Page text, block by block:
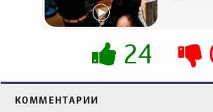
24
КОММЕНТАРИИ